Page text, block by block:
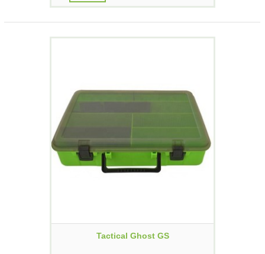
Tactical Ghost GS